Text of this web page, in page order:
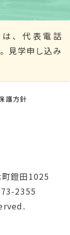
、代表電話
見学申し込み
護方針
鐙田1025
2355